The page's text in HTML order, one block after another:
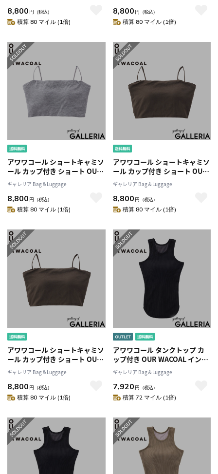
トップス シンプル ストラップ
調整 レディース カップインシ
8,800 円 （税込）
積算 80 マイル (1倍)
トップス シンプル ストラップ
調整 レディース カップインシ
8,800 円 （税込）
積算 80 マイル (1倍)
アワワコール ショートキャミソ
ール カップ付き ショート OUR
WACOAL インナーウェア ブラ
トップ 短め キャミ 黒 おしゃれ
トップス シンプル ストラップ
調整 レディース カップインシ
ギャレリア Bag＆Luggage
8,800 円 （税込）
積算 80 マイル (1倍)
アワワコール ショートキャミソ
ール カップ付き ショート OUR
WACOAL インナーウェア ブラ
トップ 短め キャミ 黒 おしゃれ
トップス シンプル ストラップ
調整 レディース カップインシ
ギャレリア Bag＆Luggage
8,800 円 （税込）
積算 80 マイル (1倍)
アワワコール ショートキャミソ
ール カップ付き ショート OUR
WACOAL インナーウェア ブラ
トップ 短め キャミ 黒 おしゃれ
トップス シンプル ストラップ
調整 レディース カップインシ
ギャレリア Bag＆Luggage
8,800 円 （税込）
積算 80 マイル (1倍)
アワワコール タンクトップ カ
ップ付き OUR WACOAL インナ
ーウェア トップス 黒 シンプル
レディース カジュアル おしゃ
れ 白 可愛い 女子 オシャレ カッ
プインアメスリタンクトップ
ギャレリア Bag＆Luggage
7,920 円 （税込）
積算 72 マイル (1倍)